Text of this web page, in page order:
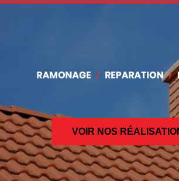
VOIR NOS